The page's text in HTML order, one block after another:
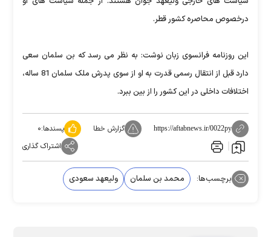
درخصوص محاصره کشور قطر.
این روزنامه فرانسوی زبان نوشت: به نظر می رسد که بن سلمان سعی
دارد قبل از انتقال رسمی قدرت به او از سوی پدرش ملک سلمان 81 ساله،
اختلافات داخلی در این کشور را از بین ببرد.
https://aftabnews.ir/0022py گزارش خطا پسندها:۰
اشتراک گذاری
برچسب‌ها: محمد بن سلمان ولیعهد سعودی